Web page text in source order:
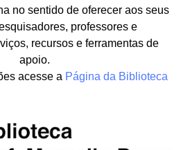
no sentido de oferecer aos seus
professores e
recursos e ferramentas de
apoio.
acesse a Página da Biblioteca